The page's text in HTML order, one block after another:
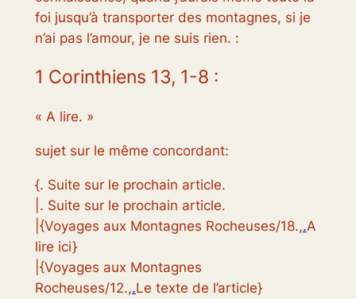
foi jusqu’à transporter des montagnes, si je
n’ai pas l’amour, je ne suis rien. :
1 Corinthiens 13, 1-8 :
« A lire. »
sujet sur le même concordant:
{. Suite sur le prochain article.
|. Suite sur le prochain article.
|{Voyages aux Montagnes Rocheuses/18.,.A
lire ici}
|{Voyages aux Montagnes
Rocheuses/12.,.Le texte de l’article}